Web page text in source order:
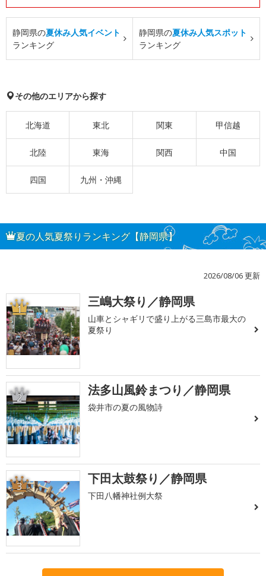
静岡県の夏休み人気イベント
ランキング
静岡県の夏休み人気スポット
ランキング
その他のエリアから探す
北海道 東北 関東 甲信越
北陸 東海 関西 中国
四国 九州・沖縄
夏の人気夏祭りランキング【静岡県】
2026/08/06 更新
1 三嶋大祭り／静岡県
山車とシャギリで盛り上がる三島市最大の
夏祭り
2 法多山風鈴まつり／静岡県
袋井市の夏の風物詩
3 下田太鼓祭り／静岡県
下田八幡神社例大祭